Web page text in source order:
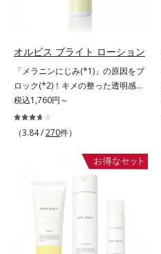
高保湿タイプ（普通肌～超乾性肌）
アレルギーテスト済＝全ての方にア
レルギーが起こらないということで
はありません。
す。刺激を受けやすくなった角層を
指します。無油分・無着色・無香
不使用(*5)・パラベンフリー、6つ
のフリー処方で徹底的に肌に寄り添
います。*1 乾燥と敏感をくり返す
こと*2 敏感肌対象連用テスト済
（すべての方のお肌に合うというこ
感に感じやすい状態のこと*4 発酵
アミノ酸（ポリグルタミン酸）配合
＝乾燥を防ぎ、うるおいに満ちた肌
へ導く保湿成分、植物由来アミノ酸
（エルゴチオネイン）配合＝肌を整
え、すこやかに保つ保湿成分、微生
物由来アミノ酸（エクトイン）配合
オルビス ブライト ローション
「メラニンにじみ(*1)」の原因をブ
ロック(*2)！キメの整った透明感
(*3)のある肌印象へ導く美白(*2)化
粧水。業界初(*4)知見「メラニンの
第三のルート」である「横のひろが
を目指すブライトニングケア(*5)シ
リーズです。受けてしまった紫外線
ダメージをきっかけに、肌深く(*6)
では「メラニンにじみ(*1)」が発
現。シミやそばかすという「点」だ
けでなく、透明感のなさなどの
「面」での透明感を阻害する原因を
税込1,760円～
（3.84 /270件）